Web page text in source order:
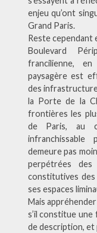
enjeu qu’ont
Grand Paris.
Reste cependant
Boulevard
francilienne,
paysagère est
des
la Porte de la
frontières les
de Paris, au
infranchissable
demeure pas
perpétrées
constitutives des
ses espaces
Mais
s’il constitue une
de description,